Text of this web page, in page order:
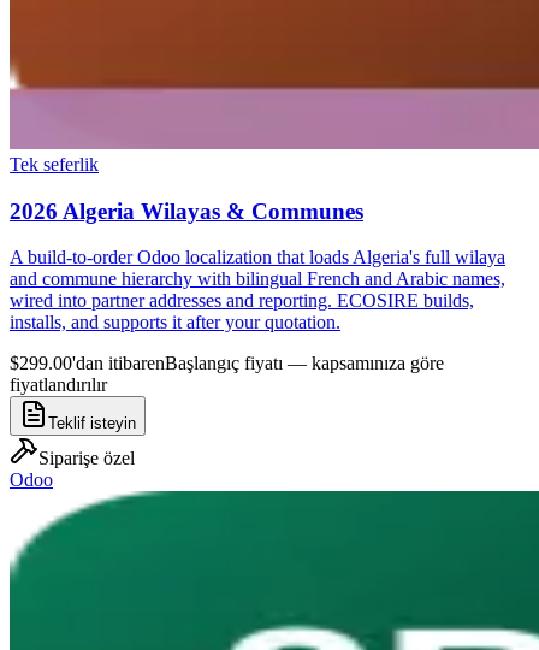
Tek seferlik
2026 Algeria Wilayas & Communes
A build-to-order Odoo localization that loads Algeria's full wilaya
and commune hierarchy with bilingual French and Arabic names,
wired into partner addresses and reporting. ECOSIRE builds,
installs, and supports it after your quotation.
$299.00'dan itibarenBaşlangıç fiyatı — kapsamınıza göre
fiyatlandırılır
Teklif isteyin
Siparişe özel
Odoo